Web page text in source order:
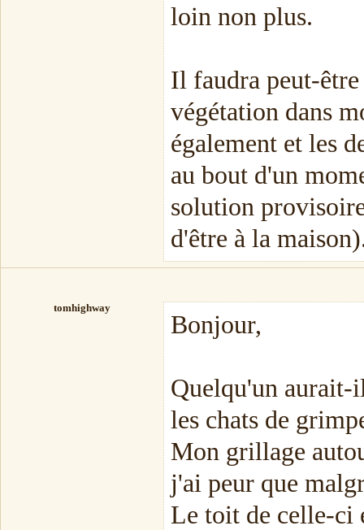
loin non plus.
Il faudra peut-
végétation dans
également et les
au bout d'un
solution
d'être à la
tomhighway
Bonjour,
Quelqu'un aurait-
les chats de
Mon grillage
j'ai peur que
Le toit de celle-ci